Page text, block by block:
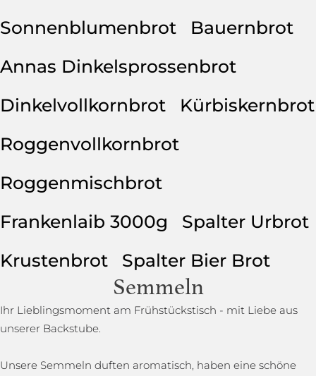
Sonnenblumenbrot
Bauernbrot
Annas Dinkelsprossenbrot
Dinkelvollkornbrot
Kürbiskernbrot
Roggenvollkornbrot
Roggenmischbrot
Frankenlaib 3000g
Spalter Urbrot
Krustenbrot
Spalter Bier Brot
Semmeln
Ihr Lieblingsmoment am Frühstückstisch - mit Liebe aus
unserer Backstube.
Unsere Semmeln duften aromatisch, haben eine schöne